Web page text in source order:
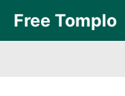
contenido
Free Tomplo